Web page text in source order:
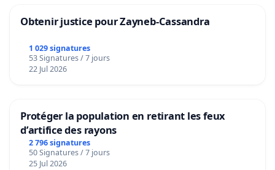
Obtenir justice pour Zayneb-Cassandra
1 029 signatures
53 Signatures / 7 jours
22 Jul 2026
Protéger la population en retirant les feux
d’artifice des rayons
2 796 signatures
50 Signatures / 7 jours
25 Jul 2026